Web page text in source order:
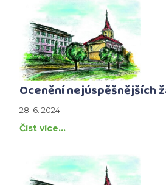
Ocenění nejúspěšnějších
28. 6. 2024
Číst více…